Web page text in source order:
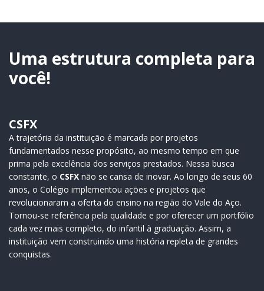
próximo dia 2 de
de história,
transformação
de…
Uma estrutura completa para
você!
CSFX
A trajetória da instituição é marcada por projetos
fundamentados nesse propósito, ao mesmo tempo em que
prima pela excelência dos serviços prestados. Nessa busca
constante, o CSFX não se cansa de inovar. Ao longo de seus 60
anos, o Colégio implementou ações e projetos que
revolucionaram a oferta do ensino na região do Vale do Aço.
Tornou-se referência pela qualidade e por oferecer um portfólio
cada vez mais completo, do infantil à graduação. Assim, a
instituição vem construindo uma história repleta de grandes
conquistas.